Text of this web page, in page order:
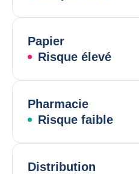
Papier
Risque élevé
Pharmacie
Risque faible
Distribution